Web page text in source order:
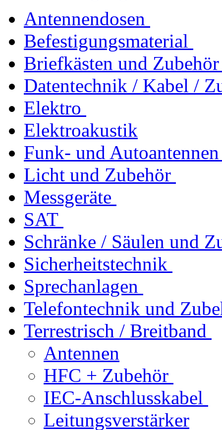
Antennendosen
Befestigungsmaterial
Briefkästen und Zubehör
Datentechnik / Kabel /
Elektro
Elektroakustik
Funk- und Autoantennen
Licht und Zubehör
Messgeräte
SAT
Schränke / Säulen und
Sicherheitstechnik
Sprechanlagen
Telefontechnik und
Terrestrisch / Breitband
Antennen
HFC + Zubehör
IEC-Anschlusskabel
Leitungsverstärker